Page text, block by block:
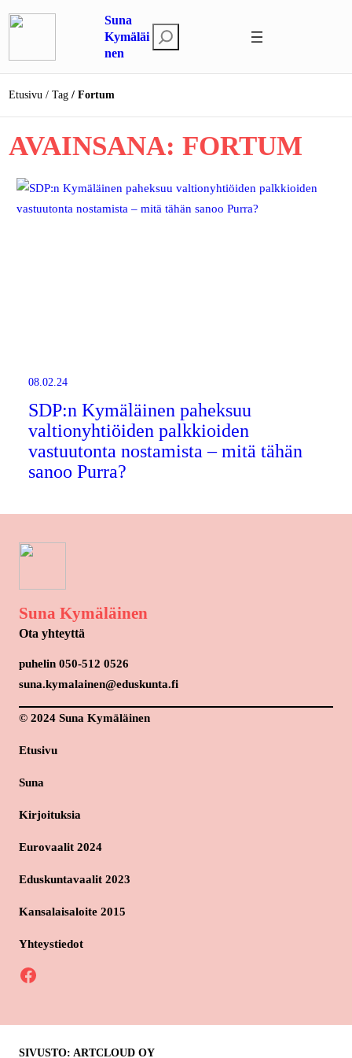
sisältöön
Suna
Kymäläi
nen
t
s
Etusivu Tag Fortum
AVAINSANA: FORTUM
08.02.24
SDP:n Kymäläinen paheksuu
valtionyhtiöiden palkkioiden
vastuutonta nostamista – mitä tähän
sanoo Purra?
Suna Kymäläinen
Ota yhteyttä
puhelin 050-512 0526
suna.kymalainen@eduskunta.fi
© 2024 Suna Kymäläinen
Etusivu
Suna
Kirjoituksia
Eurovaalit 2024
Eduskuntavaalit 2023
Kansalaisaloite 2015
Yhteystiedot
Facebook
SIVUSTO: ARTCLOUD OY